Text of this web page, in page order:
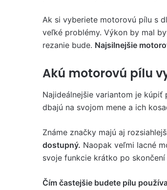
Ak si vyberiete motorovú pílu s
veľké problémy. Výkon by mal
rezanie bude. Najsilnejšie
Akú motorovú pílu
Najideálnejšie variantom je
dbajú na svojom mene a ich
Známe značky majú aj
dostupný. Naopak veľmi lacné
svoje funkcie krátko po skončení
Čím častejšie budete pílu